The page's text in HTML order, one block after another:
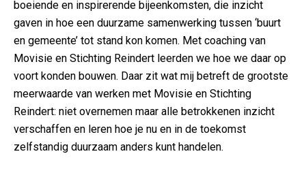
boeiende en inspirerende bijeenkomsten, die inzicht
gaven in hoe een duurzame samenwerking tussen ‘buurt
en gemeente’ tot stand kon komen. Met coaching van
Movisie en Stichting Reindert leerden we hoe we daar op
voort konden bouwen. Daar zit wat mij betreft de grootste
meerwaarde van werken met Movisie en Stichting
Reindert: niet overnemen maar alle betrokkenen inzicht
verschaffen en leren hoe je nu en in de toekomst
zelfstandig duurzaam anders kunt handelen.